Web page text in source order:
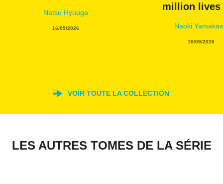
Natsu Hyuuga
16/09/2026
million lives
Naoki
16/09/2026
VOIR TOUTE LA COLLECTION
LES AUTRES TOMES DE LA SÉRIE